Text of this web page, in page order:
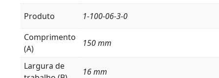
Produto
1-100-06-3-0
Comprimento
(A)
150 mm
Largura de
16 mm